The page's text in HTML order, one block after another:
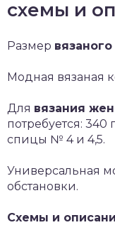
схемы и
Размер
Модная вязаная
Для вязания
потребуется: 340
спицы № 4 и 4,5.
Универсальная
обстановки.
Схемы и